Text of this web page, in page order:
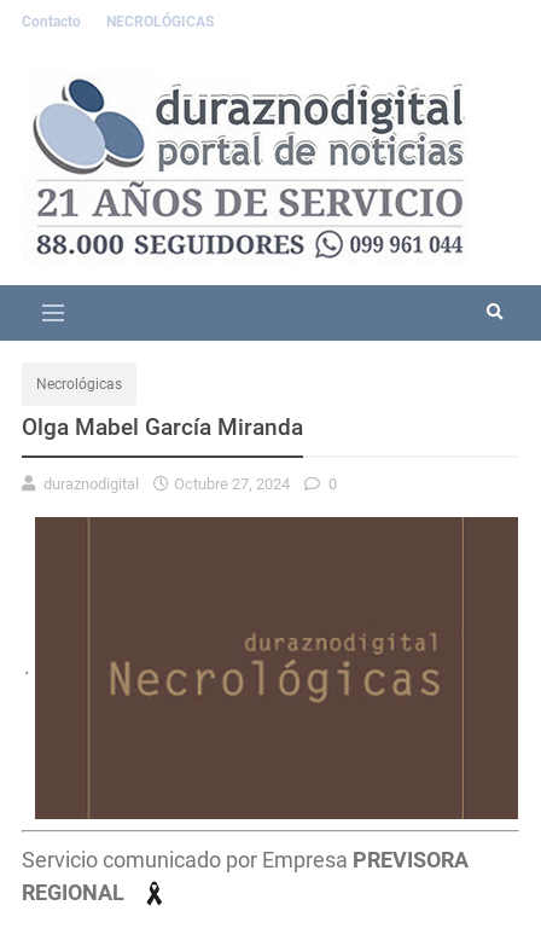
Contacto NECROLÓGICAS
Necrológicas
Olga Mabel García Miranda
duraznodigital Octubre 27, 2024 0
.
Servicio comunicado por Empresa PREVISORA
REGIONAL